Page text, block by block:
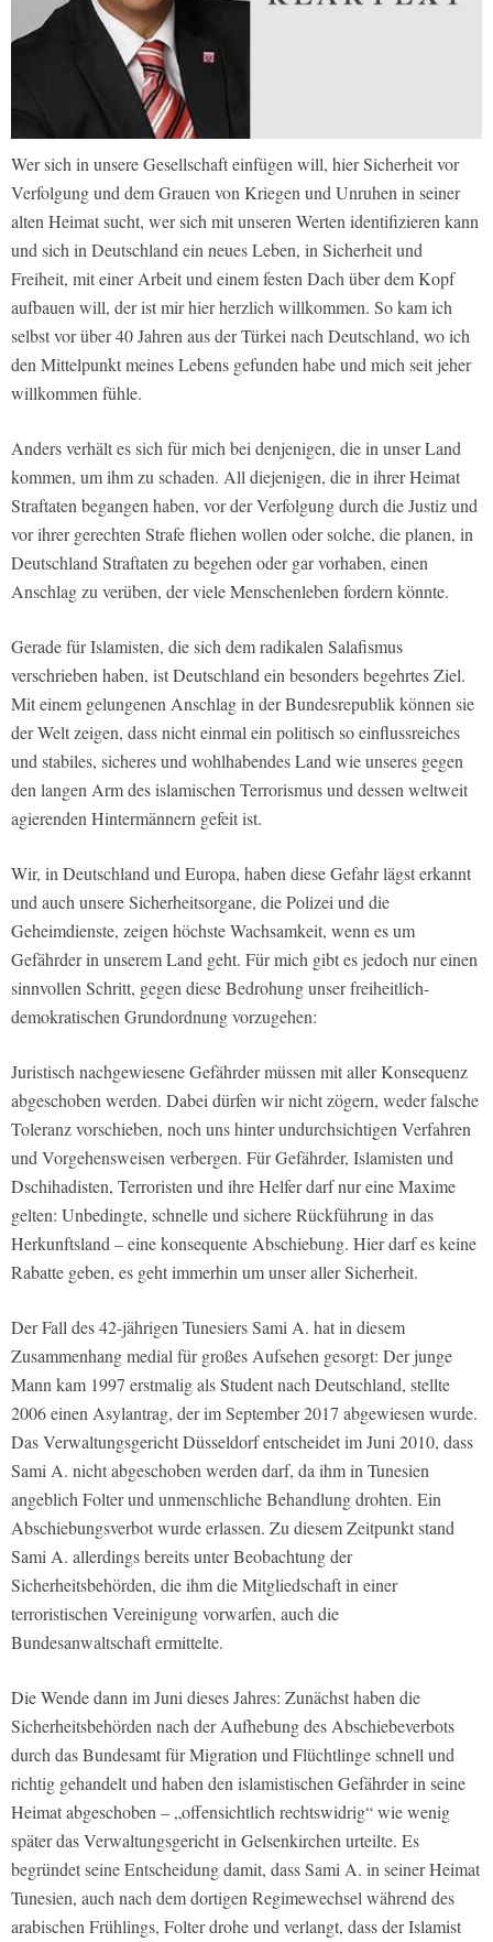
Wer sich in unsere Gesellschaft einfügen will, hier Sicherheit vor
Verfolgung und dem Grauen von Kriegen und Unruhen in seiner
alten Heimat sucht, wer sich mit unseren Werten identifizieren kann
und sich in Deutschland ein neues Leben, in Sicherheit und
Freiheit, mit einer Arbeit und einem festen Dach über dem Kopf
aufbauen will, der ist mir hier herzlich willkommen. So kam ich
selbst vor über 40 Jahren aus der Türkei nach Deutschland, wo ich
den Mittelpunkt meines Lebens gefunden habe und mich seit jeher
willkommen fühle.
Anders verhält es sich für mich bei denjenigen, die in unser Land
kommen, um ihm zu schaden. All diejenigen, die in ihrer Heimat
Straftaten begangen haben, vor der Verfolgung durch die Justiz und
vor ihrer gerechten Strafe fliehen wollen oder solche, die planen, in
Deutschland Straftaten zu begehen oder gar vorhaben, einen
Anschlag zu verüben, der viele Menschenleben fordern könnte.
Gerade für Islamisten, die sich dem radikalen Salafismus
verschrieben haben, ist Deutschland ein besonders begehrtes Ziel.
Mit einem gelungenen Anschlag in der Bundesrepublik können sie
der Welt zeigen, dass nicht einmal ein politisch so einflussreiches
und stabiles, sicheres und wohlhabendes Land wie unseres gegen
den langen Arm des islamischen Terrorismus und dessen weltweit
agierenden Hintermännern gefeit ist.
Wir, in Deutschland und Europa, haben diese Gefahr lägst erkannt
und auch unsere Sicherheitsorgane, die Polizei und die
Geheimdienste, zeigen höchste Wachsamkeit, wenn es um
Gefährder in unserem Land geht. Für mich gibt es jedoch nur einen
sinnvollen Schritt, gegen diese Bedrohung unser freiheitlich-
demokratischen Grundordnung vorzugehen:
Juristisch nachgewiesene Gefährder müssen mit aller Konsequenz
abgeschoben werden. Dabei dürfen wir nicht zögern, weder falsche
Toleranz vorschieben, noch uns hinter undurchsichtigen Verfahren
und Vorgehensweisen verbergen. Für Gefährder, Islamisten und
Dschihadisten, Terroristen und ihre Helfer darf nur eine Maxime
gelten: Unbedingte, schnelle und sichere Rückführung in das
Herkunftsland – eine konsequente Abschiebung. Hier darf es keine
Rabatte geben, es geht immerhin um unser aller Sicherheit.
Der Fall des 42-jährigen Tunesiers Sami A. hat in diesem
Zusammenhang medial für großes Aufsehen gesorgt: Der junge
Mann kam 1997 erstmalig als Student nach Deutschland, stellte
2006 einen Asylantrag, der im September 2017 abgewiesen wurde.
Das Verwaltungsgericht Düsseldorf entscheidet im Juni 2010, dass
Sami A. nicht abgeschoben werden darf, da ihm in Tunesien
angeblich Folter und unmenschliche Behandlung drohten. Ein
Abschiebungsverbot wurde erlassen. Zu diesem Zeitpunkt stand
Sami A. allerdings bereits unter Beobachtung der
Sicherheitsbehörden, die ihm die Mitgliedschaft in einer
terroristischen Vereinigung vorwarfen, auch die
Bundesanwaltschaft ermittelte.
Die Wende dann im Juni dieses Jahres: Zunächst haben die
Sicherheitsbehörden nach der Aufhebung des Abschiebeverbots
durch das Bundesamt für Migration und Flüchtlinge schnell und
richtig gehandelt und haben den islamistischen Gefährder in seine
Heimat abgeschoben – „offensichtlich rechtswidrig“ wie wenig
später das Verwaltungsgericht in Gelsenkirchen urteilte. Es
begründet seine Entscheidung damit, dass Sami A. in seiner Heimat
Tunesien, auch nach dem dortigen Regimewechsel während des
arabischen Frühlings, Folter drohe und verlangt, dass der Islamist